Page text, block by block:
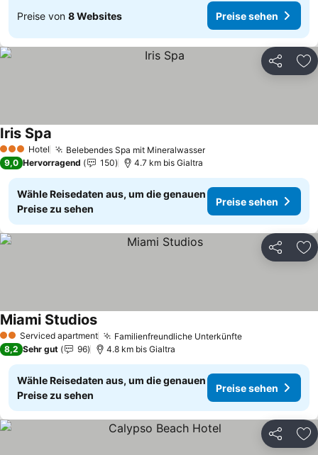
Preise von 8 Websites Preise sehen
Teilen
3 SterneHotel Belebendes Spa mit MineralwasserPreise sehen
Iris Spa
9,0 Hervorragend 150 4.7 km bis Gialtra
Wähle Reisedaten aus, um die genauen
Preise zu sehen
Preise sehen
Teilen
2 SterneServiced apartment Familienfreundliche UnterkünftePreise sehen
Miami StudiosPreise sehen
8,2 Sehr gut 96 4.8 km bis Gialtra
Wähle Reisedaten aus, um die genauen
Preise zu sehen
Preise sehen
Teilen